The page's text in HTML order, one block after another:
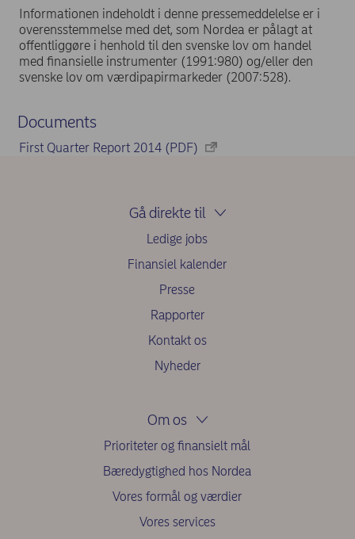
Informationen indeholdt i denne pressemeddelelse er i
overensstemmelse med det, som Nordea er pålagt at
offentliggøre i henhold til den svenske lov om handel
med finansielle instrumenter (1991:980) og/eller den
svenske lov om værdipapirmarkeder (2007:528).
Documents
First Quarter Report 2014 (PDF)
Gå direkte til
Ledige jobs
Finansiel kalender
Presse
Rapporter
Kontakt os
Nyheder
Om os
Prioriteter og finansielt mål
Bæredygtighed hos Nordea
Vores formål og værdier
Vores services